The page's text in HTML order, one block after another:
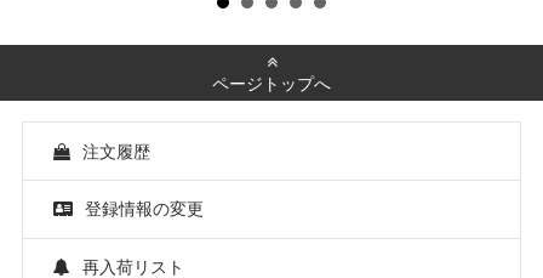
ページトップへ
注文履歴
登録情報の変更
再入荷リスト